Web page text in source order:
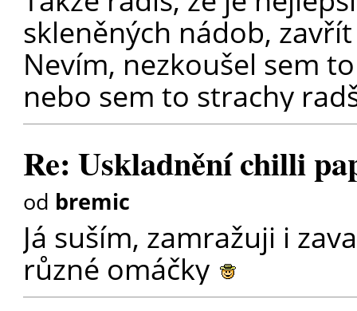
skleněných nádob,
Nevím, nezkoušel sem
nebo sem to strachy
Re: Uskladnění chilli
od bremic
Já suším, zamražuji i
různé omáčky